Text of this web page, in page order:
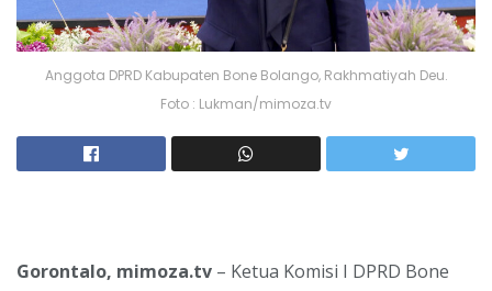
Anggota DPRD Kabupaten Bone Bolango, Rakhmatiyah Deu.
Foto : Lukman/mimoza.tv
Gorontalo, mimoza.tv – Ketua Komisi I DPRD Bone